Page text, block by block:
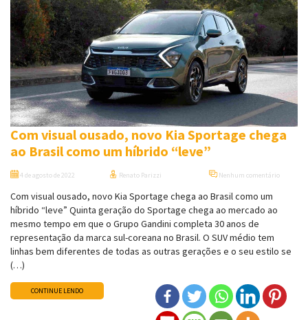
Com visual ousado, novo Kia Sportage chega
ao Brasil como um híbrido “leve”
4 de agosto de 2022 Renato Parizzi Nenhum comentário
Com visual ousado, novo Kia Sportage chega ao Brasil como um
híbrido “leve” Quinta geração do Sportage chega ao mercado ao
mesmo tempo em que o Grupo Gandini completa 30 anos de
representação da marca sul-coreana no Brasil. O SUV médio tem
linhas bem diferentes de todas as outras gerações e o seu estilo se
(…)
CONTINUE LENDO